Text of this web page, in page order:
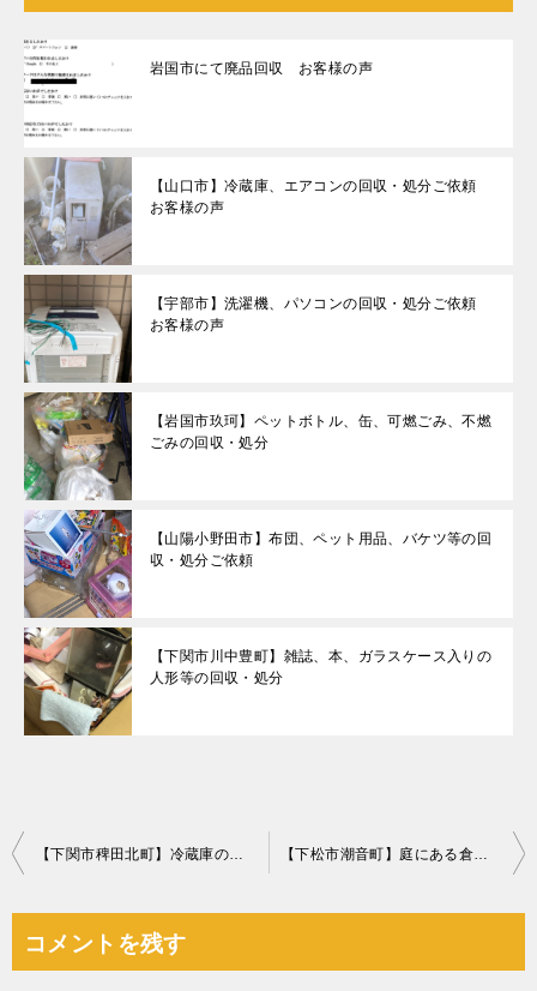
岩国市にて廃品回収 お客様の声
【山口市】冷蔵庫、エアコンの回収・処分ご依頼
お客様の声
【宇部市】洗濯機、パソコンの回収・処分ご依頼
お客様の声
【岩国市玖珂】ペットボトル、缶、可燃ごみ、不燃
ごみの回収・処分
【山陽小野田市】布団、ペット用品、バケツ等の回
収・処分ご依頼
【下関市川中豊町】雑誌、本、ガラスケース入りの
人形等の回収・処分
投
ビ
【下関市稗田北町】冷蔵庫の回収・処分ご依頼 お客様の声 【下松市潮音町】庭にある倉庫の移動のご依頼 お客様の声
コメントを残す